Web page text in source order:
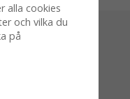
alla cookies
och vilka du
på